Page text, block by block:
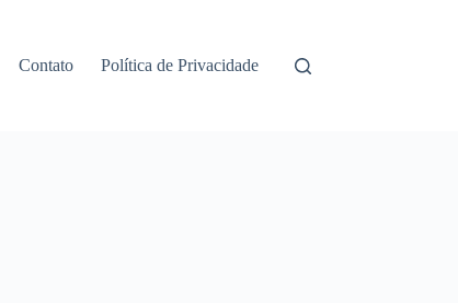
Contato Política de Privacidade